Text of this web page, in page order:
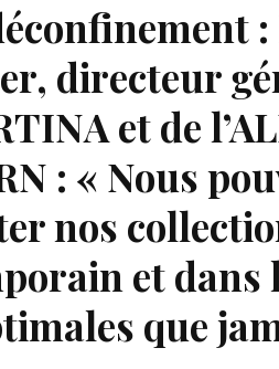
directeur
et de
: « Nous
nos
et dans
que
Né un 2 juillet